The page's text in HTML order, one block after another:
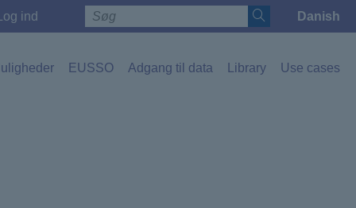
ind
Danish
Toggle
EUSSO Adgang til data Library Use cases